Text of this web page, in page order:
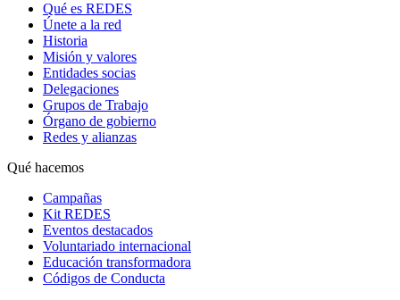
Qué es REDES
Únete a la red
Historia
Misión y valores
Entidades socias
Delegaciones
Grupos de Trabajo
Órgano de gobierno
Redes y alianzas
Qué hacemos
Campañas
Kit REDES
Eventos destacados
Voluntariado internacional
Educación transformadora
Códigos de Conducta